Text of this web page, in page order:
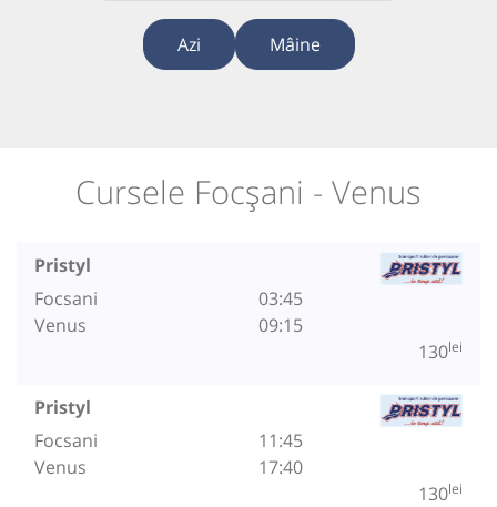
Azi Mâine
Cursele Focșani - Venus
Pristyl
Focsani
Venus
03:45
09:15
130lei
Pristyl
Focsani
Venus
11:45
17:40
130lei